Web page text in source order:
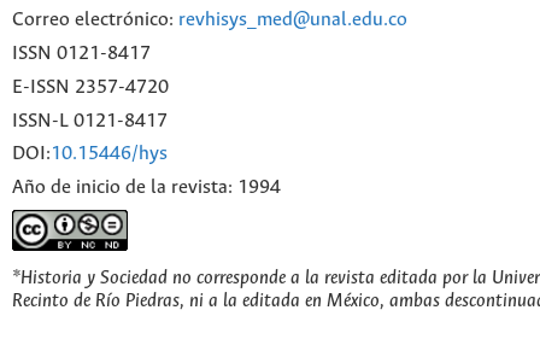
Correo electrónico: revhisys_med@unal.edu.co
ISSN 0121-8417
E-ISSN 2357-4720
ISSN-L 0121-8417
DOI:10.15446/hys
Año de inicio de la revista: 1994
*Historia y Sociedad no corresponde a la revista editada por la
Recinto de Río Piedras, ni a la editada en México, ambas